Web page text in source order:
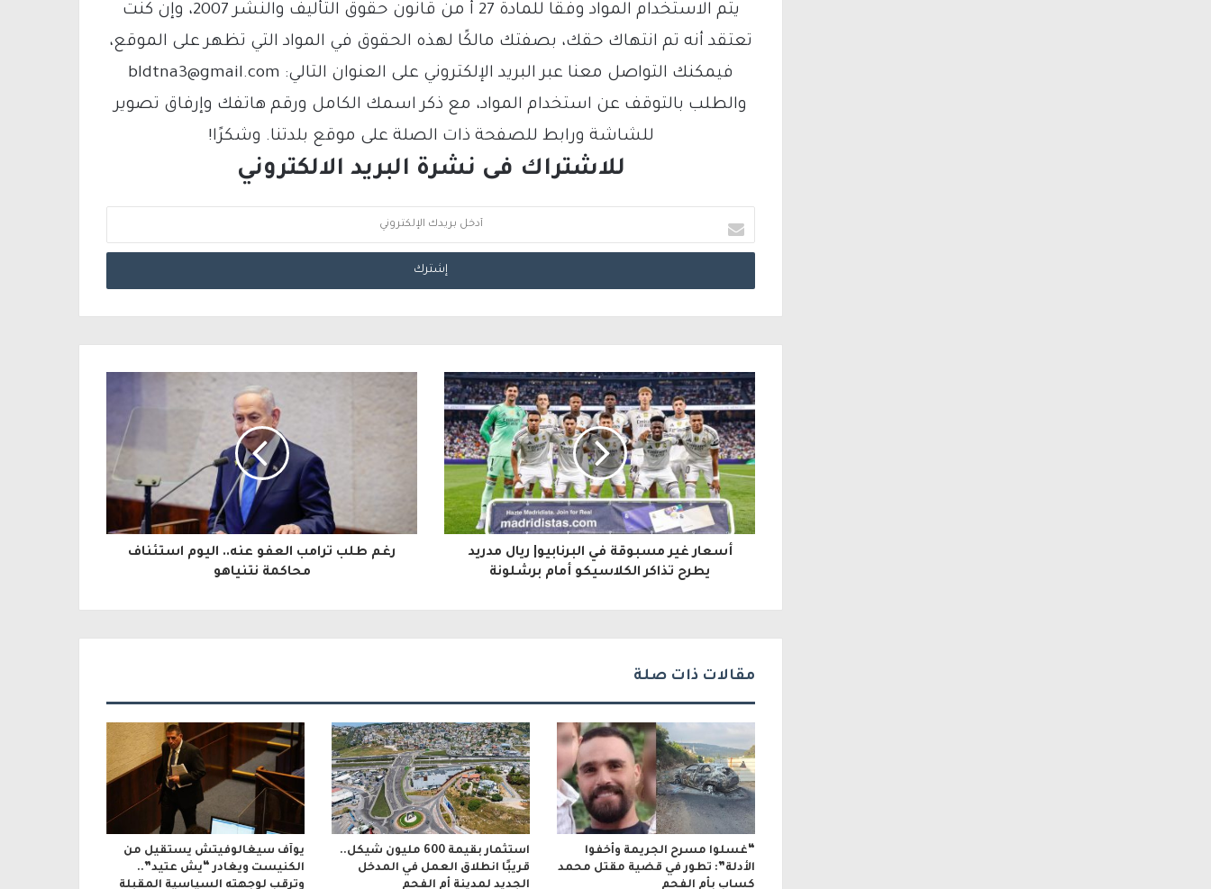
يتم الاستخدام المواد وفقًا للمادة 27 أ من قانون حقوق التأليف والنشر 2007، وإن كنت
تعتقد أنه تم انتهاك حقك، بصفتك مالكًا لهذه الحقوق في المواد التي تظهر على الموقع،
فيمكنك التواصل معنا عبر البريد الإلكتروني على العنوان التالي: bldtna3@gmail.com
والطلب بالتوقف عن استخدام المواد، مع ذكر اسمك الكامل ورقم هاتفك وإرفاق تصوير
للشاشة ورابط للصفحة ذات الصلة على موقع بلدتنا. وشكرًا!
للاشتراك فى نشرة البريد الالكتروني
د
خ
ل
ب
ر
ي
د
ك
ا
ل
و
ن
ي
أسعار غير مسبوقة في البرنابيو| ريال مدريد
يطرح تذاكر الكلاسيكو أمام برشلونة
رغم طلب ترامب العفو عنه.. اليوم استئناف
محاكمة نتنياهو
مقالات ذات صلة
“غسلوا مسرح الجريمة وأخفوا
الأدلة”: تطور في قضية مقتل محمد
كساب بأم الفحم
استثمار بقيمة 600 مليون شيكل..
قريبًا انطلاق العمل في المدخل
الجديد لمدينة أم الفحم
يوآف سيغالوفيتش يستقيل من
الكنيست ويغادر “يش عتيد”..
وترقب لوجهته السياسية المقبلة